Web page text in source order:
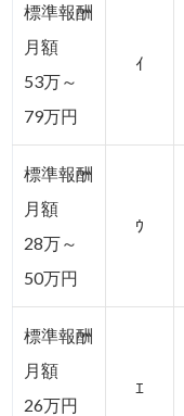
標準報酬
月額
53万～
79万円
ｲ
標準報酬
月額
28万～
50万円
ｳ
標準報酬
月額
26万円
ｴ